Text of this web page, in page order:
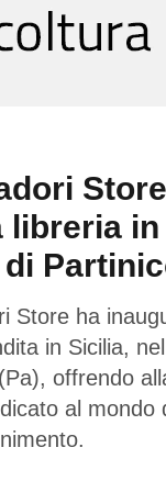
libreria in
Store ha
in Sicilia,
offrendo
al mondo